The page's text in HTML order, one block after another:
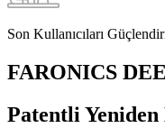
Son Kullanıcıları
FARONICS
Patentli